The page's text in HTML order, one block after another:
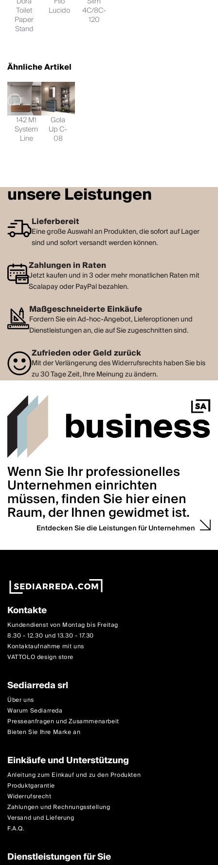
Toilet
Paper
Stand
Lucido 4C/8C-
120
Ähnliche Artikel
142 M1
System
Line
Gola
Up C-
08
unsere Leistungen
Lieferbereit
Eine große Auswahl an Produkten, die sofort auf Lager
sind und sofort versandt werden können.
Zahlungen in Raten
Jetzt kaufen und in 3 oder mehr monatlichen Raten mit
Scalapay oder PayPal bezahlen.
Maßgeschneiderte Einkäufe
Fordern Sie ein Ad-hoc-Angebot, Lieferoptionen und
Dienstleistungen an, die auf Sie zugeschnitten sind.
Zufrieden oder Geld zurück
Mit der Verlängerung des Widerrufsrechts haben Sie bis
zu 30 Tage Zeit, Ihre Meinung zu ändern.
Wenn Sie Ihr professionelles
Unternehmen einrichten
müssen, finden Sie hier einen
Raum, der Ihnen gewidmet ist.
Entdecken Sie die Leistungen für Unternehmen
Kontakte
Kundendienst von Montag bis Freitag
8.30 - 12.30 und 13.30 - 17.30
Kontaktaufnahme mit uns
VATTOLO design store
Sediarreda srl
Über uns
Warum Sediarreda
Presseanfragen und Zusammenarbeit
Bieten Sie Ihre Marke an
Einkäufe und Unterstützung
Anleitung zum Einkauf und zu den Produkten
Produktgarantie
Widerrufsrecht
Zahlungen und Rechnungsstellung
Versand und Lieferung
F.A.Q.
Dienstleistungen für Sie